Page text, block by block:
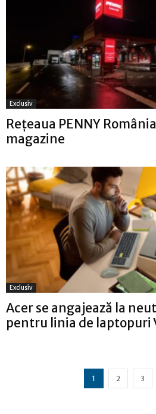
Exclusiv
Rețeaua PENNY
magazine
Exclusiv
Acer se angajează la
pentru linia de laptopuri
1 2 3